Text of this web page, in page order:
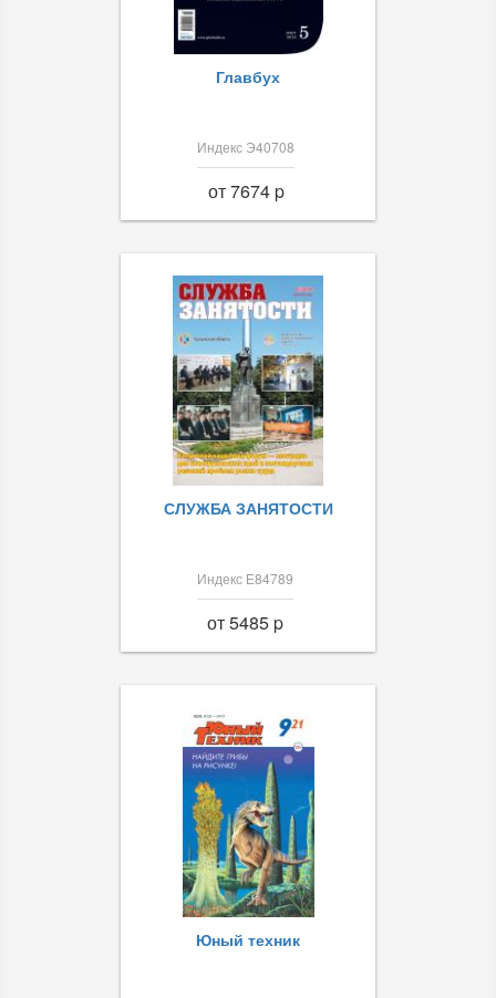
Главбух
Индекс Э40708
от 7674 p
СЛУЖБА ЗАНЯТОСТИ
Индекс Е84789
от 5485 p
Юный техник